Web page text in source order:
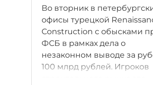
Во вторник в
офисы турецкой
Construction с обысками
ФСБ в рамках дела о
незаконном выводе за
100 млрд рублей. Игроков